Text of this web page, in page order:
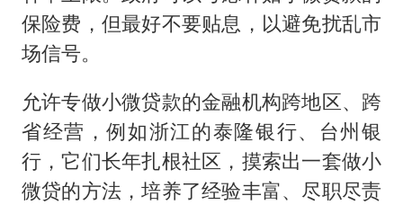
保险费，但最好不要贴息，以避免扰乱市
场信号。
允许专做小微贷款的金融机构跨地区、跨
省经营，例如浙江的泰隆银行、台州银
行，它们长年扎根社区，摸索出一套做小
微贷的方法，培养了经验丰富、尽职尽责